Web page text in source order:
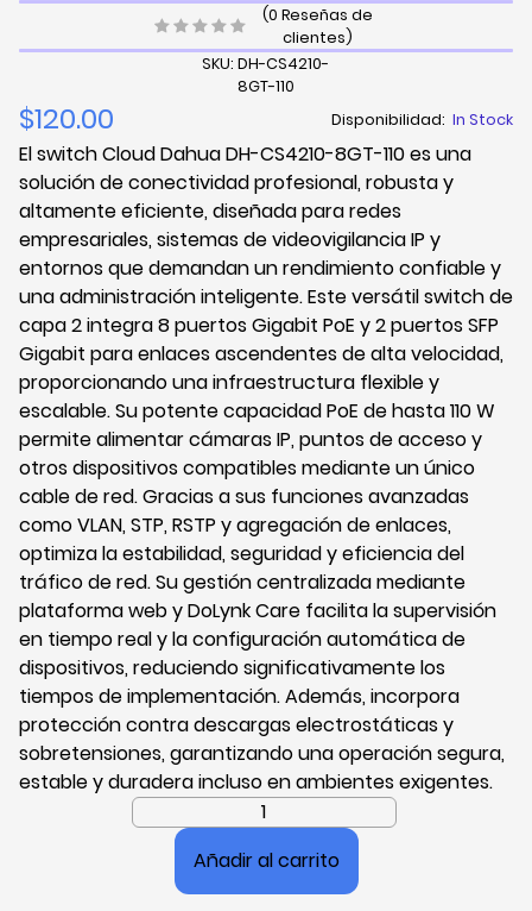
(0 Reseñas de
clientes)
SKU: DH-CS4210-
8GT-110
$120.00 Disponibilidad: In Stock
El switch Cloud Dahua DH-CS4210-8GT-110 es una
solución de conectividad profesional, robusta y
altamente eficiente, diseñada para redes
empresariales, sistemas de videovigilancia IP y
entornos que demandan un rendimiento confiable y
una administración inteligente. Este versátil switch de
capa 2 integra 8 puertos Gigabit PoE y 2 puertos SFP
Gigabit para enlaces ascendentes de alta velocidad,
proporcionando una infraestructura flexible y
escalable. Su potente capacidad PoE de hasta 110 W
permite alimentar cámaras IP, puntos de acceso y
otros dispositivos compatibles mediante un único
cable de red. Gracias a sus funciones avanzadas
como VLAN, STP, RSTP y agregación de enlaces,
optimiza la estabilidad, seguridad y eficiencia del
tráfico de red. Su gestión centralizada mediante
plataforma web y DoLynk Care facilita la supervisión
en tiempo real y la configuración automática de
dispositivos, reduciendo significativamente los
tiempos de implementación. Además, incorpora
protección contra descargas electrostáticas y
sobretensiones, garantizando una operación segura,
estable y duradera incluso en ambientes exigentes.
Switch
Administrable
Dahua
Añadir al carrito